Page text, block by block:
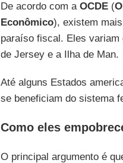
De acordo com a OCDE(
Econômico), existem
paraíso fiscal. Eles
de Jersey e a Ilha de Man.
Até alguns Estados
se beneficiam do sistema
Como eles
O principal argumento é